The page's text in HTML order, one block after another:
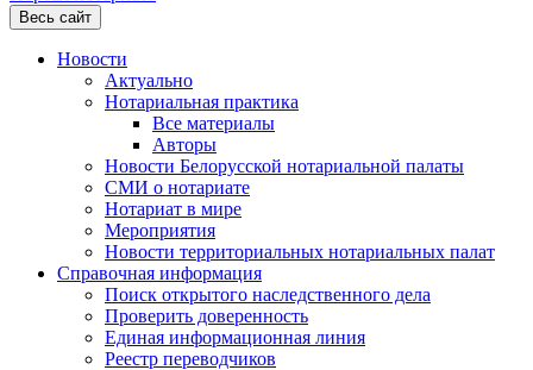
Весь сайт
Новости
Актуально
Нотариальная практика
Все материалы
Авторы
Новости Белорусской нотариальной палаты
СМИ о нотариате
Нотариат в мире
Мероприятия
Новости территориальных нотариальных палат
Справочная информация
Поиск открытого наследственного дела
Проверить доверенность
Единая информационная линия
Реестр переводчиков